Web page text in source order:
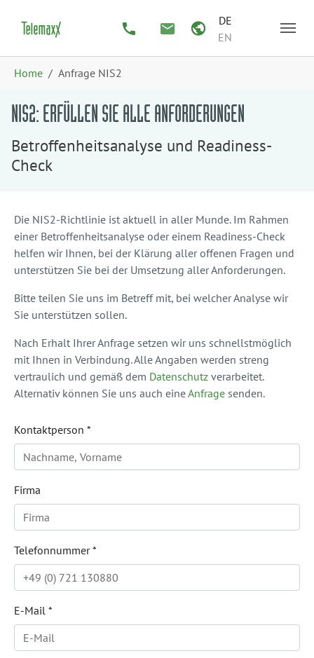
DE
EN
Home Anfrage NIS2
NIS2: ERFÜLLEN SIE ALLE ANFORDERUNGEN
Betroffenheitsanalyse und Readiness-
Check
Die NIS2-Richtlinie ist aktuell in aller Munde. Im Rahmen
einer Betroffenheitsanalyse oder einem Readiness-Check
helfen wir Ihnen, bei der Klärung aller offenen Fragen und
unterstützen Sie bei der Umsetzung aller Anforderungen.
Bitte teilen Sie uns im Betreff mit, bei welcher Analyse wir
Sie unterstützen sollen.
Nach Erhalt Ihrer Anfrage setzen wir uns schnellstmöglich
mit Ihnen in Verbindung. Alle Angaben werden streng
vertraulich und gemäß dem Datenschutz verarbeitet.
Alternativ können Sie uns auch eineAnfrage senden.
Kontaktperson *
Firma
Telefonnummer*
E-Mail *